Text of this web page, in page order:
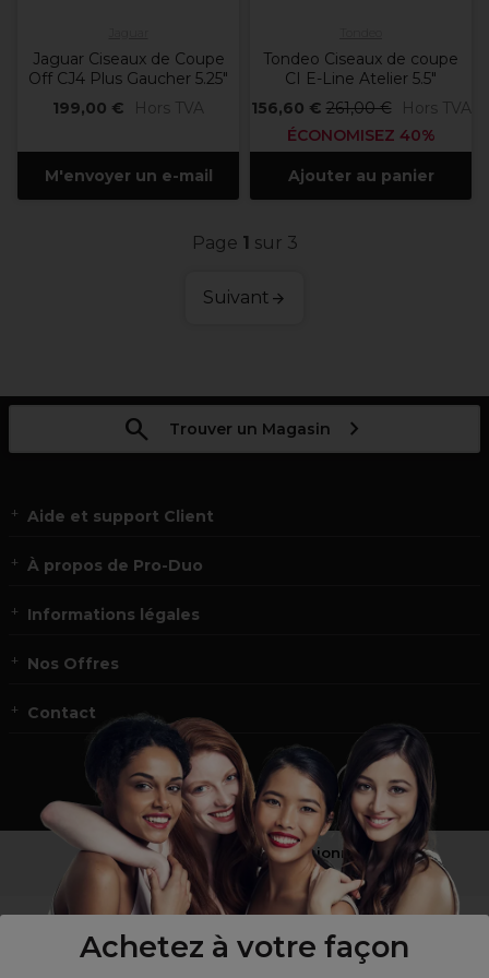
Achetez à votre façon
Jaguar Ciseaux de Coupe
Off CJ4 Plus Gaucher 5.25"
199,00 €
Hors TVA
M'envoyer un e-mail
Tondeo Ciseaux de coupe
CI E-Line Atelier 5.5"
156,60 € 261,00 €
Hors TVA
ÉCONOMISEZ 40%
Ajouter au panier
Page 1 sur 3
Suivant
Trouver un Magasin
Aide et support Client
À propos de Pro-Duo
Informations légales
Nos Offres
Contact
Vous n’êtes pas un professionnel ?
Visitez notre site pourles particuliers !